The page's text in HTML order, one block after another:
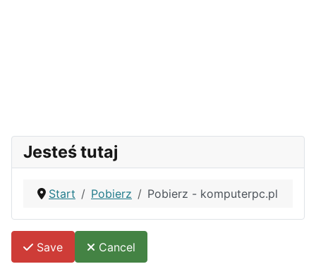
Jesteś tutaj
Start Pobierz Pobierz - komputerpc.pl
Save Cancel